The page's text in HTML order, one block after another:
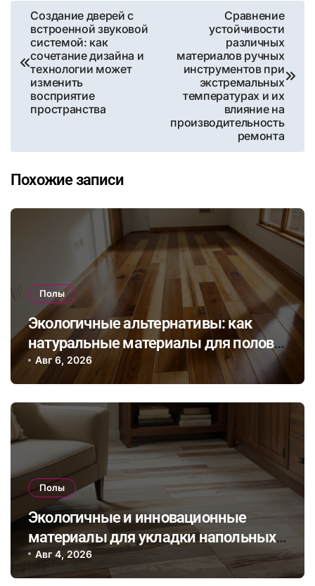
Навигация
записям
Создание дверей с
встроенной звуковой
системой: как
сочетание дизайна и
технологии может
изменить
восприятие
пространства
Сравнение
устойчивости
различных
материалов ручных
инструментов при
экстремальных
температурах и их
влияние на
производительность
ремонта
Похожие записи
Полы
Экологичные альтернативы: как
натуральные материалы для полов
влияют на здоровье и комфорт в
доме
Авг 6, 2026
Полы
Экологичные и инновационные
материалы для укладки напольных
покрытий в эпоху устойчивого
дизайна интерьера
Авг 4, 2026